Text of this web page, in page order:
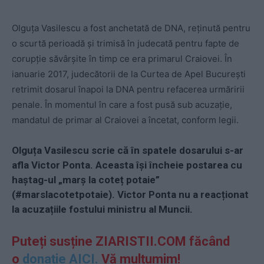
Olguța Vasilescu a fost anchetată de DNA, reținută pentru
o scurtă perioadă și trimisă în judecată pentru fapte de
corupție săvârșite în timp ce era primarul Craiovei. În
ianuarie 2017, judecătorii de la Curtea de Apel București
retrimit dosarul înapoi la DNA pentru refacerea urmăririi
penale. În momentul în care a fost pusă sub acuzație,
mandatul de primar al Craiovei a încetat, conform legii.
Olguța Vasilescu scrie că în spatele dosarului s-ar
afla Victor Ponta. Aceasta își încheie postarea cu
haștag-ul „marș la coteț potaie”
(#marslacotetpotaie). Victor Ponta nu a reacționat
la acuzațiile fostului ministru al Muncii.
Puteți susține ZIARISTII.COM făcând
o donație AICI. Vă mulțumim!